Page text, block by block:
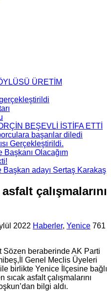
ÜRETİM
gerçekleştirildi
BEŞEVLİ İSTİFA ETTİ
başarılar diledi
Gerçekleştirildi.
Olacağım
adayı Sertaş Karakaş
çalışmalarını
2022 Haberler, Yenice 761
Sözen beraberinde AK Parti
Genel Meclis Üyeleri
birlikte Yenice İlçesine bağlı
sıcak asfalt çalışmalarını
bilgi aldı.